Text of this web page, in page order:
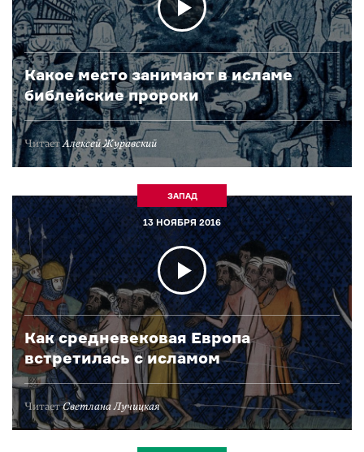
Какое место занимают в исламе
библейские пророки
ЧитаетАлексей Журавский
ЗАПАД
13 НОЯБРЯ 2016
Как средневековая Европа
встретилась с исламом
ЧитаетСветлана Лучицкая